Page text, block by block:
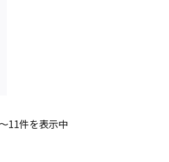
11件を表示中